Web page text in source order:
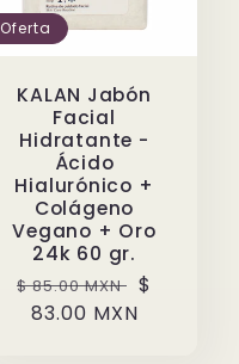
Oferta
KALAN Jabón
Facial
Hidratante -
Ácido
Hialurónico +
Colágeno
Vegano + Oro
24k 60 gr.
Precio
habitual
$ 85.00 MXN
Precio
$
83.00 MXN